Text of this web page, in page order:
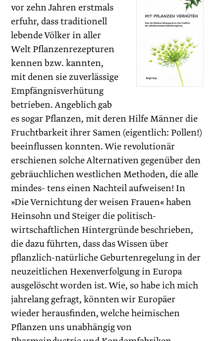
vor zehn Jahren erstmals
erfuhr, dass traditionell
lebende Völker in aller
Welt Pflanzenrezepturen
kennen bzw. kannten,
mit denen sie zuverlässige
Empfängnisverhütung
betrieben. Angeblich gab
es sogar Pflanzen, mit deren Hilfe Männer die
Fruchtbarkeit ihrer Samen (eigentlich: Pollen!)
beeinflussen konnten. Wie revolutionär
erschienen solche Alternativen gegenüber den
gebräuchlichen westlichen Methoden, die alle
mindes- tens einen Nachteil aufweisen! In
»Die Vernichtung der weisen Frauen« haben
Heinsohn und Steiger die politisch-
wirtschaftlichen Hintergründe beschrieben,
die dazu führten, dass das Wissen über
pflanzlich-natürliche Geburtenregelung in der
neuzeitlichen Hexenverfolgung in Europa
ausgelöscht worden ist. Wie, so habe ich mich
jahrelang gefragt, könnten wir Europäer
wieder herausfinden, welche heimischen
Pflanzen uns unabhängig von